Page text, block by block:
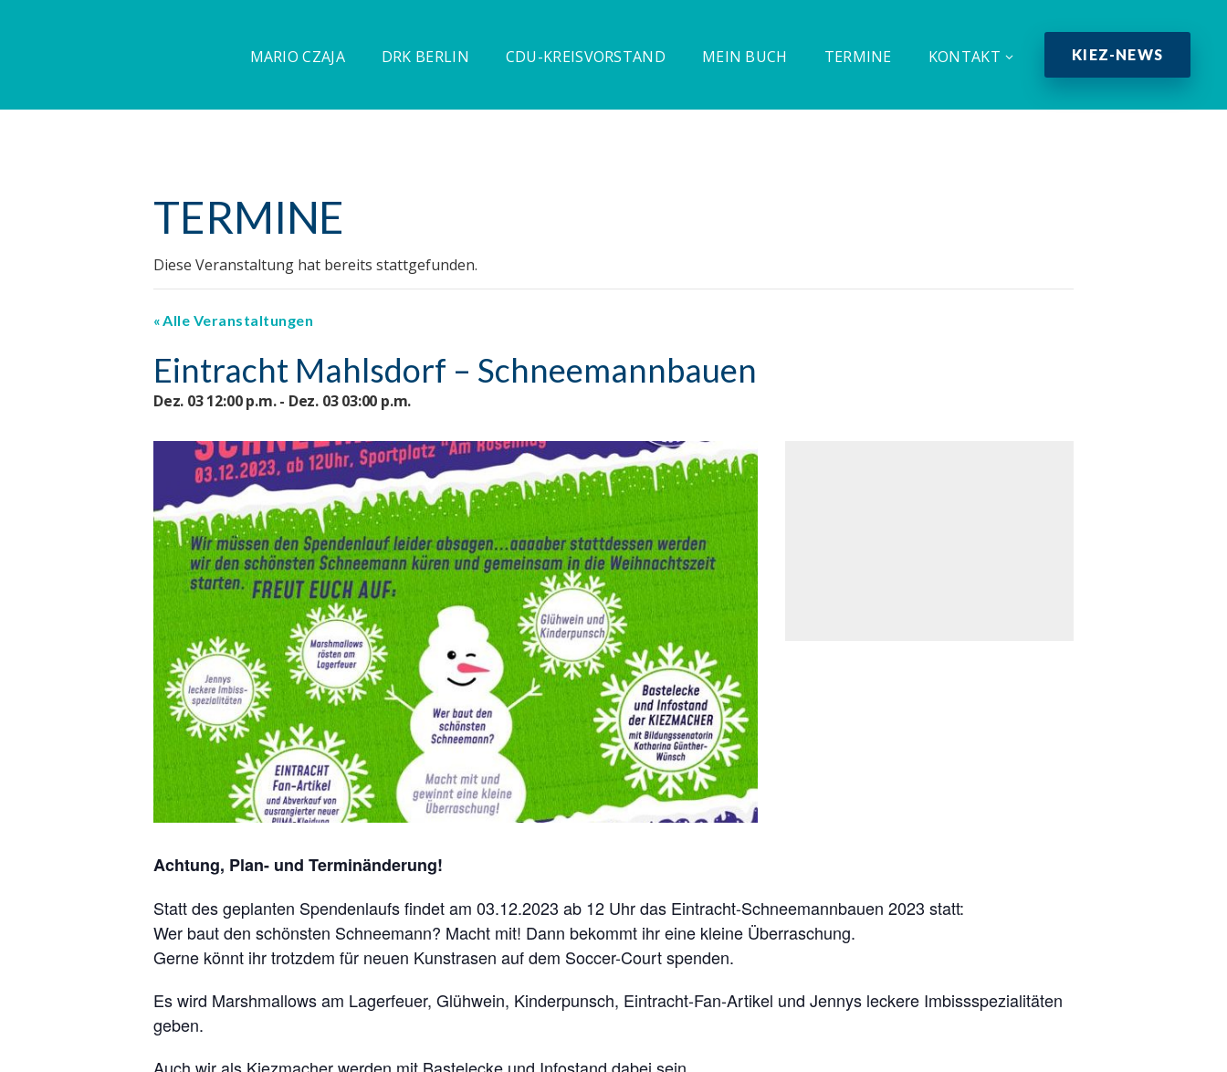
MARIO CZAJA DRK BERLIN CDU-KREISVORSTAND MEIN BUCH TERMINE KONTAKT KIEZ-NEWS
TERMINE
Diese Veranstaltung hat bereits stattgefunden.
Alle Veranstaltungen
Eintracht Mahlsdorf – Schneemannbauen
Dez. 03 12:00 p.m. - Dez. 03 03:00 p.m.
Achtung, Plan- und Terminänderung!
Statt des geplanten Spendenlaufs findet am 03.12.2023 ab 12 Uhr das Eintracht-Schneemannbauen 2023 statt:
Wer baut den schönsten Schneemann? Macht mit! Dann bekommt ihr eine kleine Überraschung.
Gerne könnt ihr trotzdem für neuen Kunstrasen auf dem Soccer-Court spenden.
Es wird Marshmallows am Lagerfeuer, Glühwein, Kinderpunsch, Eintracht-Fan-Artikel und Jennys leckere Imbissspezialitäten
geben.
Auch wir als Kiezmacher werden mit Bastelecke und Infostand dabei sein.